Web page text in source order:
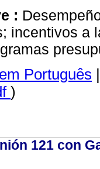
:
incentivos a
Português |
)
121 con